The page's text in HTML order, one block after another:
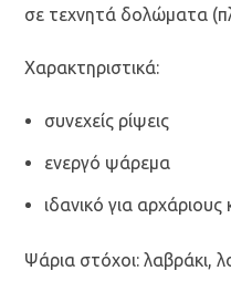
σε τεχνητά δολώματα
Χαρακτηριστικά:
συνεχείς ρίψεις
ενεργό ψάρεμα
ιδανικό για αρχάριους
Ψάρια στόχοι: λαβράκι,